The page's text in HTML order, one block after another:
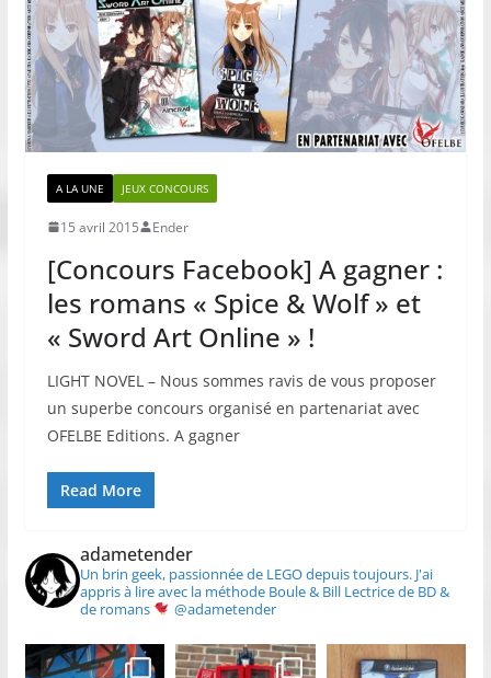
A LA UNE JEUX CONCOURS
15 avril 2015 Ender
[Concours Facebook] A gagner :
les romans « Spice & Wolf » et
« Sword Art Online » !
LIGHT NOVEL – Nous sommes ravis de vous proposer
un superbe concours organisé en partenariat avec
OFELBE Editions. A gagner
Read More
adametender
Un brin geek, passionnée de LEGO depuis toujours.J'ai
appris à lire avec la méthode Boule & Bill Lectrice de BD &
de romans
@adametender